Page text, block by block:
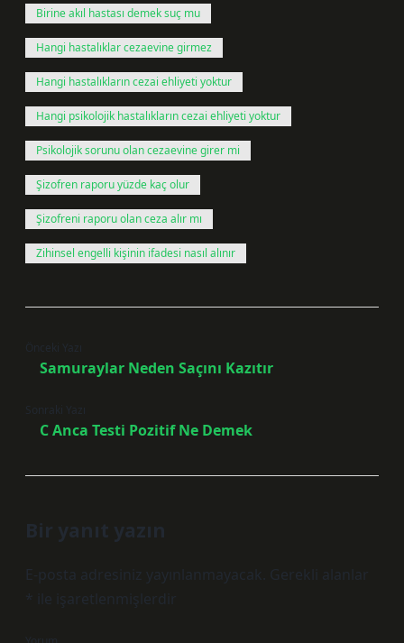
Birine akıl hastası demek suç mu
Hangi hastalıklar cezaevine girmez
Hangi hastalıkların cezai ehliyeti yoktur
Hangi psikolojik hastalıkların cezai ehliyeti yoktur
Psikolojik sorunu olan cezaevine girer mi
Şizofren raporu yüzde kaç olur
Şizofreni raporu olan ceza alır mı
Zihinsel engelli kişinin ifadesi nasıl alınır
Önceki Yazı
Samuraylar Neden Saçını Kazıtır
Sonraki Yazı
C Anca Testi Pozitif Ne Demek
Bir yanıt yazın
E-posta adresiniz yayınlanmayacak. Gerekli alanlar
*
ile işaretlenmişlerdir